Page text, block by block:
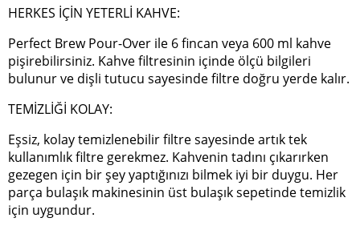
HERKES İÇİN YETERLİ KAHVE:
Perfect Brew Pour-Over ile 6 fincan veya 600 ml kahve
pişirebilirsiniz. Kahve filtresinin içinde ölçü bilgileri
bulunur ve dişli tutucu sayesinde filtre doğru yerde kalır.
TEMİZLİĞİ KOLAY:
Eşsiz, kolay temizlenebilir filtre sayesinde artık tek
kullanımlık filtre gerekmez. Kahvenin tadını çıkarırken
gezegen için bir şey yaptığınızı bilmek iyi bir duygu. Her
parça bulaşık makinesinin üst bulaşık sepetinde temizlik
için uygundur.